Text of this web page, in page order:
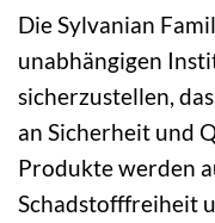
Die Sylvanian
unabhängigen
sicherzustellen,
an Sicherheit und
Produkte werden
Schadstofffreiheit